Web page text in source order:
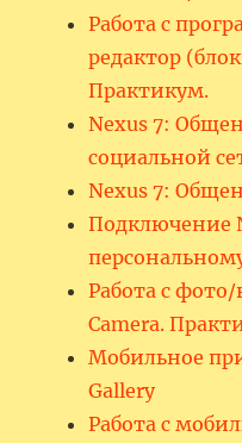
Работа с
редактор
Практикум.
Nexus 7:
социальной
Nexus 7:
Подключение
Работа с
Camera.
Мобильное
Gallery
Работа с